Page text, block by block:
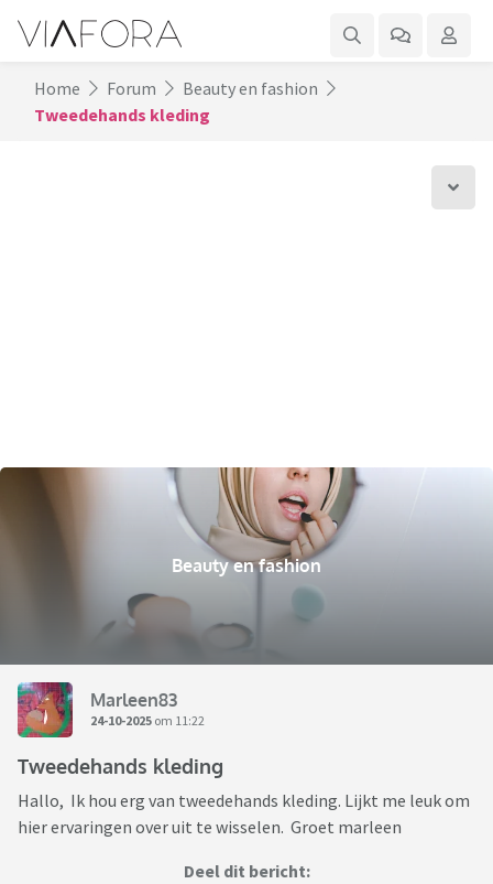
Home Forum
Beauty en fashion
Tweedehands kleding
Beauty en fashion
Marleen83
24-10-2025 om 11:22
Tweedehands kleding
Hallo, Ik hou erg van tweedehands kleding. Lijkt me leuk om
hier ervaringen over uit te wisselen. Groet marleen
Deel dit bericht: